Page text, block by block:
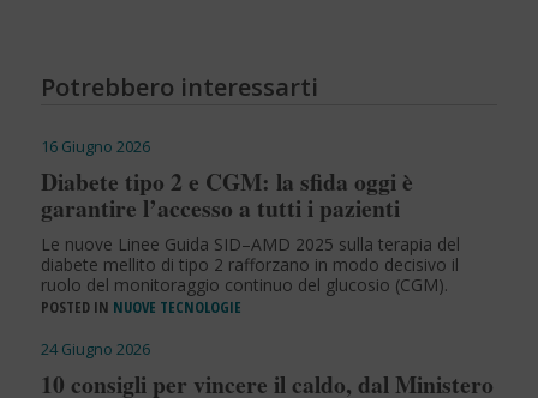
Potrebbero interessarti
16 Giugno 2026
Diabete tipo 2 e CGM: la sfida oggi è
garantire l’accesso a tutti i pazienti
Le nuove Linee Guida SID–AMD 2025 sulla terapia del
diabete mellito di tipo 2 rafforzano in modo decisivo il
ruolo del monitoraggio continuo del glucosio (CGM).
POSTED IN NUOVE TECNOLOGIE
24 Giugno 2026
10 consigli per vincere il caldo, dal Ministero